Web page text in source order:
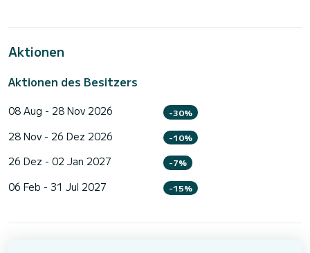
Aktionen
Aktionen des Besitzers
08 Aug - 28 Nov 2026 -30%
28 Nov - 26 Dez 2026 -10%
26 Dez - 02 Jan 2027 -7%
06 Feb - 31 Jul 2027 -15%